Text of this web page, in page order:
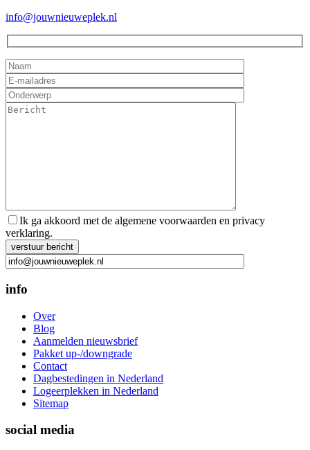
info@jouwnieuweplek.nl
Ik ga akkoord met de algemene voorwaarden en privacy
verklaring.
Gelieve dit veld leeg te laten.
info
Over
Blog
Aanmelden nieuwsbrief
Pakket up-/downgrade
Contact
Dagbestedingen in Nederland
Logeerplekken in Nederland
Sitemap
social media